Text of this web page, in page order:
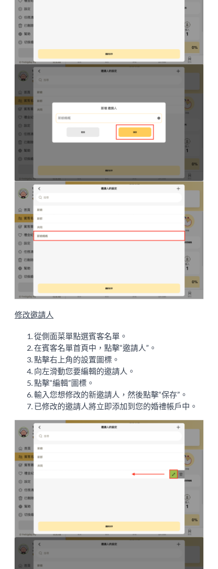
修改邀請人
從側面菜單點選賓客名單。
在賓客名單首頁中，點擊“邀請人” 。
點擊右上角的設置圖標。
向左滑動您要編輯的邀請人。
點擊“編輯”圖標。
輸入您想修改的新邀請人，然後點擊“保存”。
已修改的邀請人將立即添加到您的婚禮帳戶中。